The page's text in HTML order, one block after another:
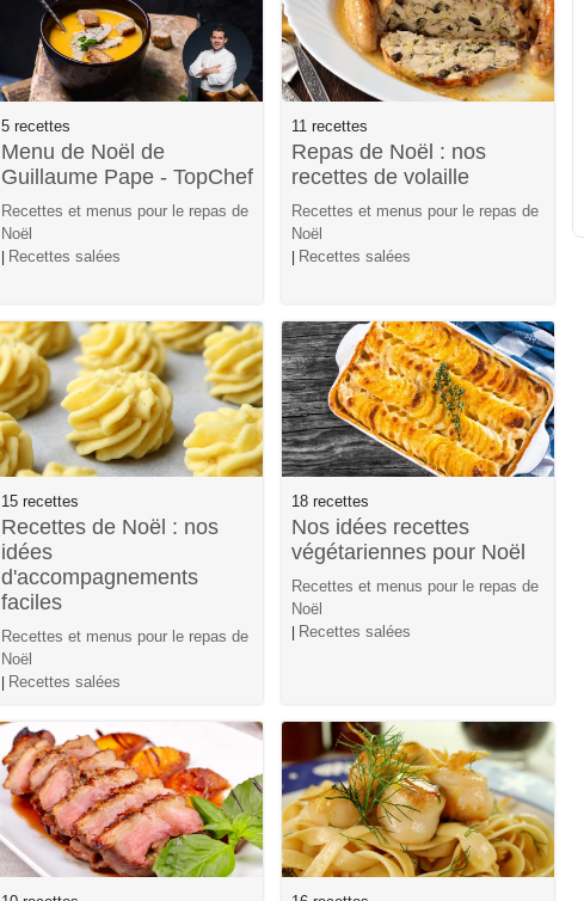
5 recettes
Menu de Noël de
Guillaume Pape - TopChef
Recettes et menus pour le repas de
Noël
Recettes salées
11 recettes
Repas de Noël : nos
recettes de volaille
Recettes et menus pour le repas de
Noël
Recettes salées
15 recettes
Recettes de Noël : nos
idées
d'accompagnements
faciles
Recettes et menus pour le repas de
Noël
Recettes salées
18 recettes
Nos idées recettes
végétariennes pour Noël
Recettes et menus pour le repas de
Noël
Recettes salées